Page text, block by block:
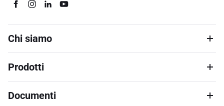
Chi siamo
Prodotti
Documenti